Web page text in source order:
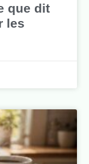
que dit
les